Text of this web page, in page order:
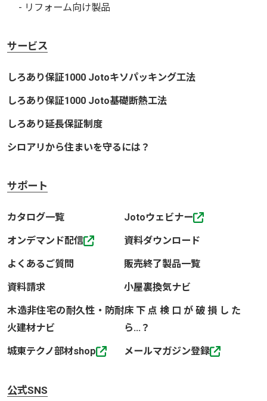
- リフォーム向け製品
サービス
しろあり保証1000 Jotoキソパッキング工法
しろあり保証1000 Joto基礎断熱工法
しろあり延長保証制度
シロアリから住まいを守るには？
サポート
カタログ一覧 Jotoウェビナー
オンデマンド配信 資料ダウンロード
よくあるご質問 販売終了製品一覧
資料請求 小屋裏換気ナビ
木造非住宅の耐久性・防耐
火建材ナビ
床下点検口が破損した
ら…？
城東テクノ部材shop メールマガジン登録
公式SNS